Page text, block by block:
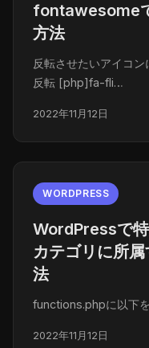
fontawesome
方法
反転させたいアイコ
反転 [php]fa-fli…
2022年11月12日
WORDPRESS
WordPressで
カテゴリに所
法
functions.phpに以下
2022年11月12日